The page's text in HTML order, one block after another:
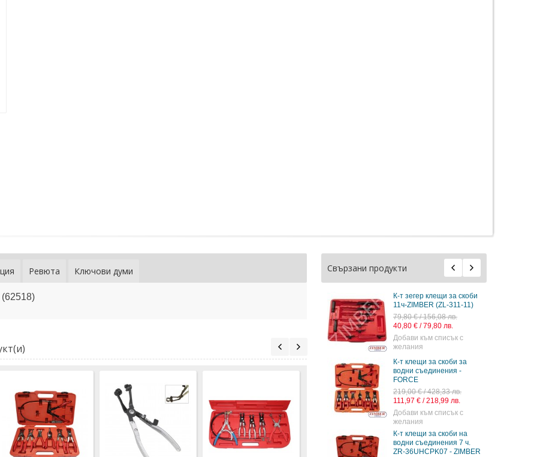
Ревюта Ключови думи Свързани продукти
К-т зегер клещи за скоби
11ч-ZIMBER (ZL-311-11)
79,80 € / 156,08 лв.
40,80 € / 79,80 лв.
Добави към списък с
желания
К-т клещи за скоби за
водни съединения -
FORCE
219,00 € / 428,33 лв.
111,97 € / 218,99 лв.
Добави към списък с
желания
К-т клещи за скоби на
водни съединения 7 ч.
ZR-36UHCPK07 - ZIMBER
Клещи за скоби на
водни съединения,
Клещи за скоби на
водни съединения-